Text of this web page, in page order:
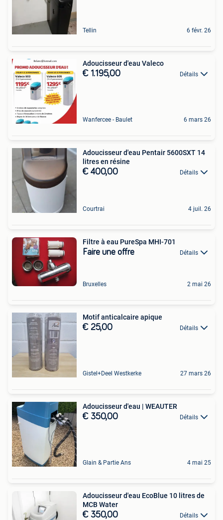
Tellin 6 févr. 26
Adoucisseur d'eau Valeco
€ 1.195,00 Détails
Wanfercee - Baulet 6 mars 26
Adoucisseur d'eau Pentair 5600SXT 14
litres en résine
€ 400,00 Détails
Courtrai 4 juil. 26
Filtre à eau PureSpa MHI-701
Faire une offre Détails
Bruxelles 2 mai 26
Motif anticalcaire apique
€ 25,00 Détails
Gistel+Deel Westkerke 27 mars 26
Adoucisseur d'eau | WEAUTER
€ 350,00 Détails
Glain & Partie Ans 4 mai 25
Adoucisseur d'eau EcoBlue 10 litres de
MCB Water
€ 350,00 Détails